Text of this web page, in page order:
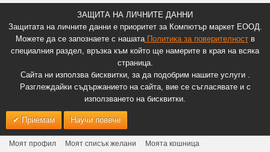
ЗАЩИТА НА ЛИЧНИТЕ ДАННИ
Защитата на личните данни е приоритет за Компютър маркет ЕООД.
Можете да се запознаете с нашатаПолитика за поверителноств
специалния раздел, връзка към който ще намерите в края на всяка
страница.
Сайта ни използва бисквитки, за да подобрим нашите услуги .
Разглеждайки съдържанието на сайта, вие се съгласявате и с
използването на бисквитки.
Приемам Научи повече
Моят профил Моят списък желани
Моята кошница